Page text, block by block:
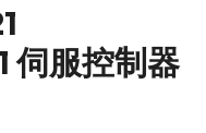
伺服控制器